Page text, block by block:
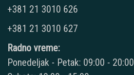
+381 21 3010 626
+381 21 3010 627
Radno vreme:
Ponedeljak - Petak: 09:00 - 20:00